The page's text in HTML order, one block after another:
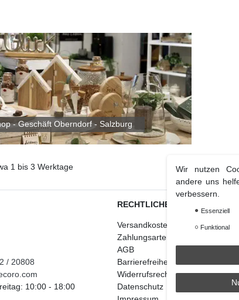
- Geschäft Oberndorf - Salzburg
1 bis 3 Werktage Kostenloser
/ 20808
10:00 - 18:00
RECHTLICHES
Versandkosten
Zahlungsarten
AGB
Barrierefreiheitserklärung
Widerrufsrecht
Datenschutz
Wir nutzen
andere uns
verbessern.
Essenziell
Funktional